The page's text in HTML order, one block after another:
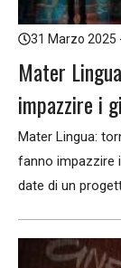
31 Marzo 2025
Mater
impazzire i
Mater Lingua:
fanno impazzire
date di un